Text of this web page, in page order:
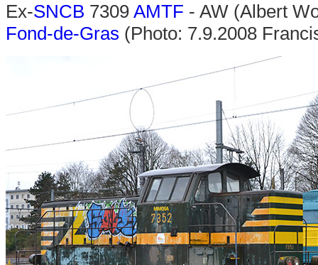
Ex-SNCB 7309 AMTF - AW (Albert
Fond-de-Gras (Photo: 7.9.2008